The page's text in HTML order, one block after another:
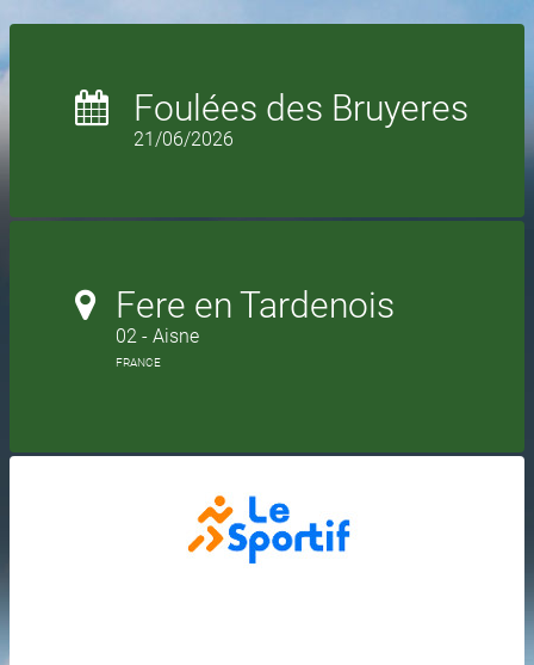
Foulées des Bruyeres
21/06/2026
Fere en Tardenois
02 - Aisne
FRANCE